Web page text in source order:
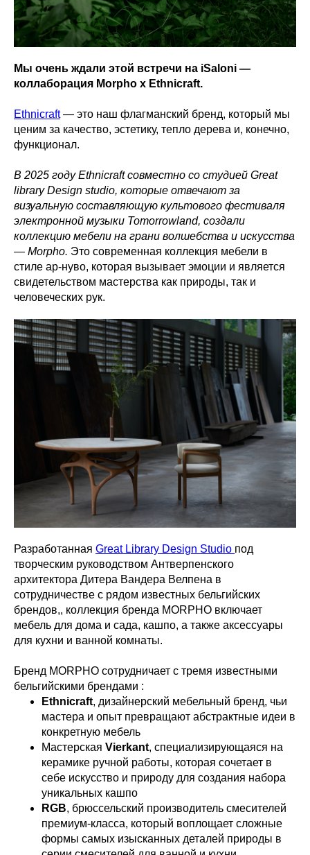
Мы очень ждали этой встречи на iSaloni —
коллаборация Morpho х Ethnicraft.
Ethnicraft— это наш флагманский бренд, который мы
ценим за качество, эстетику, тепло дерева и, конечно,
функционал.
В 2025 году Ethnicraft совместно со студией Great
library Design studio, которые отвечают за
визуальную составляющую культового фестиваля
электронной музыки Tomorrowland, создали
коллекцию мебели на грани волшебства и искусства
— Morpho. Это современная коллекция мебели в
стиле ар-нуво, которая вызывает эмоции и является
свидетельством мастерства как природы, так и
человеческих рук.
Разработанная Great Library Design Studio под
творческим руководством Антверпенского
архитектора Дитера Вандера Велпена в
сотрудничестве с рядом известных бельгийских
брендов,, коллекция бренда MORPHO включает
мебель для дома и сада, кашпо, а также аксессуары
для кухни и ванной комнаты.
Бренд MORPHO сотрудничает с тремя известными
бельгийскими брендами :
Ethnicraft, дизайнерский мебельный бренд, чьи
мастера и опыт превращают абстрактные идеи в
конкретную мебель
Мастерская Vierkant, специализирующаяся на
керамике ручной работы, которая сочетает в
себе искусство и природу для создания набора
уникальных кашпо
RGB, брюссельский производитель смесителей
премиум-класса, который воплощает сложные
формы самых изысканных деталей природы в